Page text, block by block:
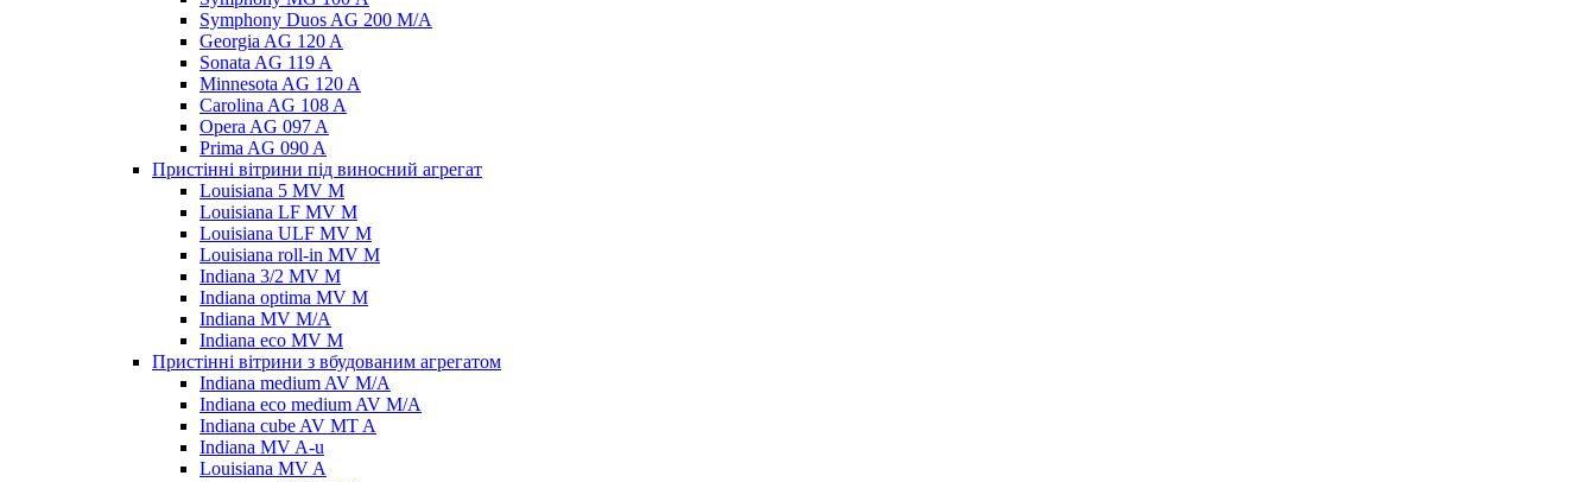
Symphony Duos AG 200 M/A
Georgia AG 120 A
Sonata AG 119 A
Minnesota AG 120 A
Carolina AG 108 A
Opera AG 097 A
Prima AG 090 A
Пристінні вітрини під виносний агрегат
Louisiana 5 MV M
Louisiana LF MV M
Louisiana ULF MV M
Louisiana roll-in MV M
Indiana 3/2 MV M
Indiana optima MV M
Indiana MV M/A
Indiana eco MV M
Пристінні вітрини з вбудованим агрегатом
Indiana medium AV M/A
Indiana eco medium AV M/A
Indiana cube AV MT A
Indiana MV A-u
Louisiana MV A